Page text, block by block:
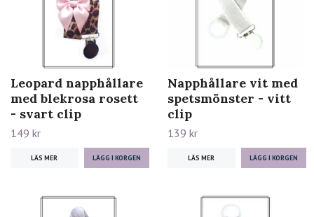
Leopard napphållare
med blekrosa rosett
- svart clip
149 kr
LÄS MER
Napphållare vit med
spetsmönster - vitt
clip
139 kr
LÄS MER